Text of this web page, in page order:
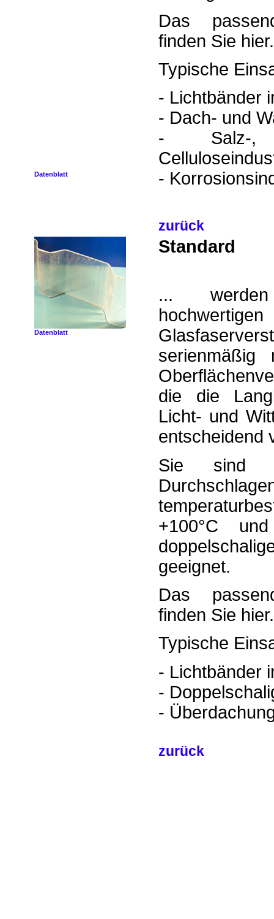
Das
finden Sie hier.
Typische
- Lichtbänder
- Dach- und
- Salz-,
-
zurück
Datenblatt
Datenblatt
Standard
...
serienmäßig
die die
Licht- und
entscheidend
Sie sind
+100°C
geeignet.
Das
finden Sie hier.
Typische
- Lichtbänder
-
-
zurück